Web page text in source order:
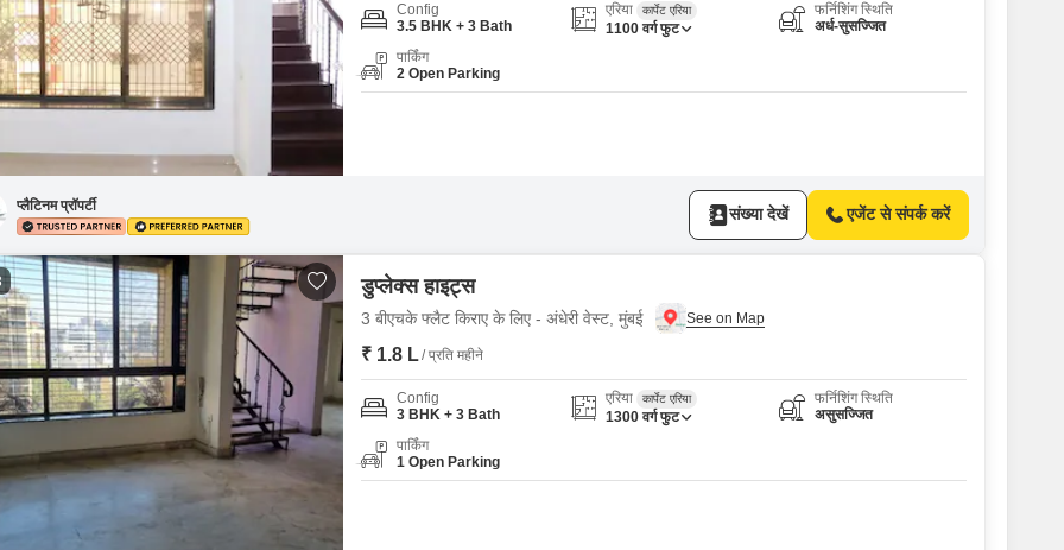
Config
3.5 BHK + 3 Bath
एरिया कार्पेट एरिया
1100 वर्ग फुट
फर्निशिंग स्थिति
अर्ध-सुसज्जित
पार्किंग
2 Open Parking
प्लैटिनम प्रॉपर्टी संख्या देखें एजेंट से संपर्क करें
डुप्लेक्स हाइट्स
3 बीएचके फ्लैट किराए के लिए - अंधेरी वेस्ट, मुंबई
₹ 1.8 L/ प्रति महीने
Config
3 BHK + 3 Bath
एरिया कार्पेट एरिया
1300 वर्ग फुट
फर्निशिंग स्थिति
असुसज्जित
पार्किंग
1 Open Parking